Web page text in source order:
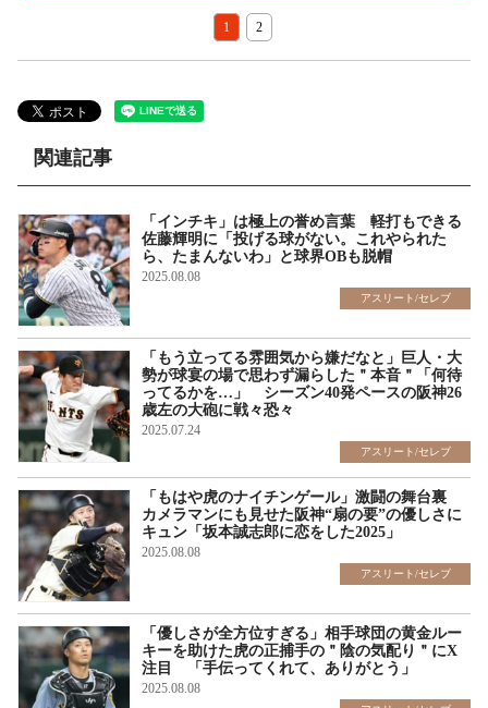
1 2
関連記事
「インチキ」は極上の誉め言葉 軽打もできる
佐藤輝明に「投げる球がない。これやられた
ら、たまんないわ」と球界OBも脱帽
2025.08.08
アスリート/セレブ
「もう立ってる雰囲気から嫌だなと」巨人・大
勢が球宴の場で思わず漏らした＂本音＂「何待
ってるかを…」 シーズン40発ペースの阪神26
歳左の大砲に戦々恐々
2025.07.24
アスリート/セレブ
「もはや虎のナイチンゲール」激闘の舞台裏
カメラマンにも見せた阪神“扇の要”の優しさに
キュン「坂本誠志郎に恋をした2025」
2025.08.08
アスリート/セレブ
「優しさが全方位すぎる」相手球団の黄金ルー
キーを助けた虎の正捕手の＂陰の気配り＂にX
注目 「手伝ってくれて、ありがとう」
2025.08.08